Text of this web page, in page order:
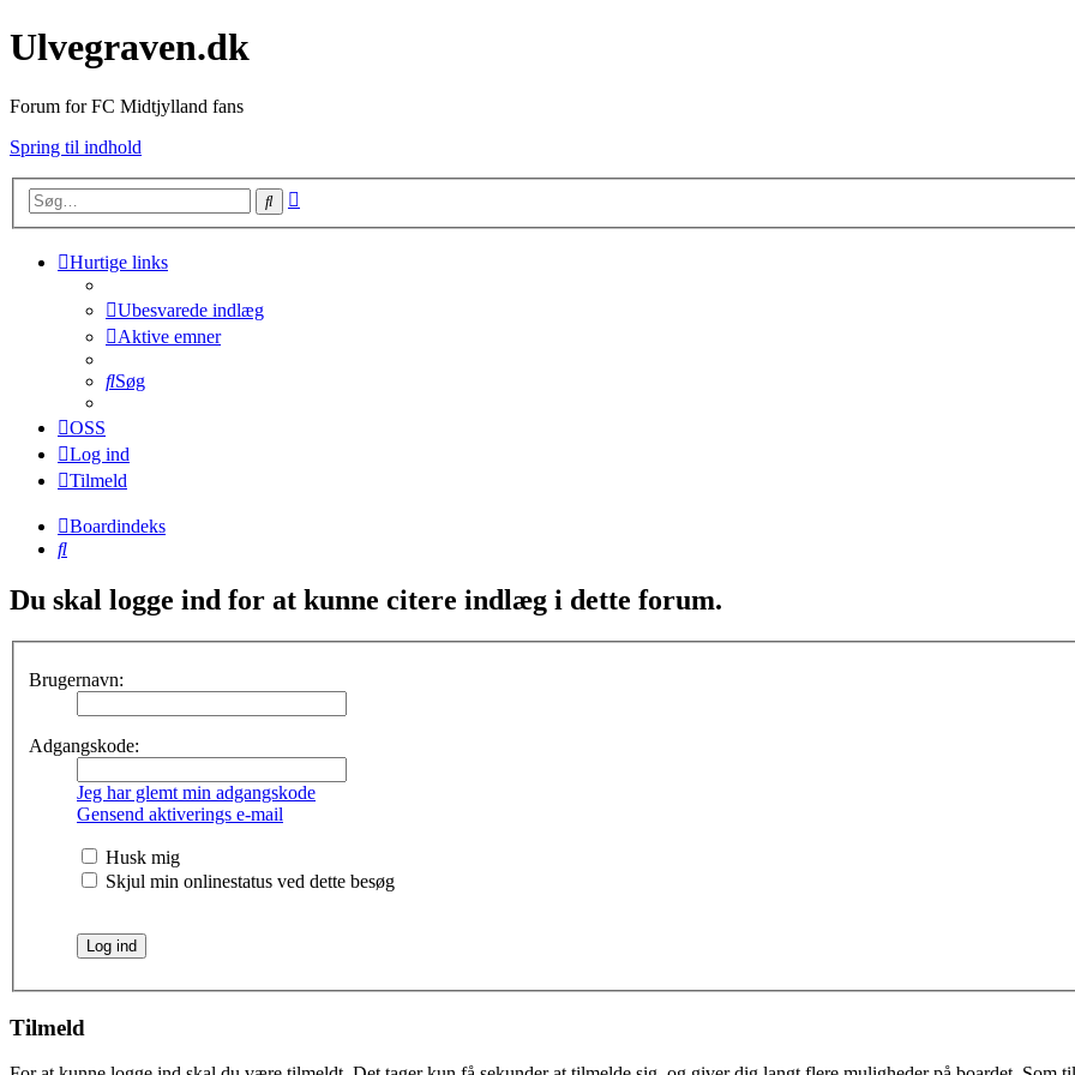
Ulvegraven.dk
Forum for FC Midtjylland fans
Spring til indhold
Søg
Hurtige links
Ubesvarede indlæg
Aktive emner
Søg
OSS
Log ind
Tilmeld
Boardindeks
Søg
Du skal logge ind for at kunne citere indlæg i dette forum.
Brugernavn:
Adgangskode:
Jeg har glemt min adgangskode
Gensend aktiverings e-mail
Husk mig
Skjul min onlinestatus ved dette besøg
Tilmeld